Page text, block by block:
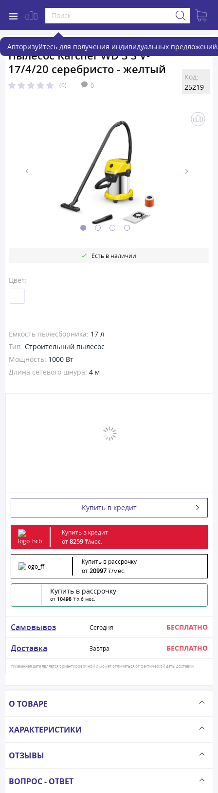
Авторизуйтесь для получения индивидуальных предложений
Пылесос Karcher WD 3 S V-
17/4/20 серебристо - желтый
(0) 0
Код:
25219
Цвет:
Есть в наличии
Емкость пылесборника: 17 л
Тип: Строительный пылесос
Мощность: 1000 Вт
Длина сетевого шнура: 4 м
Купить в кредит
Купить в кредит
от8259₸/мес.
Купить в рассрочку
от20997₸/мес.
Купить в рассрочку
от 10498 ₸ x 6 мес.
Самовывоз Сегодня БЕСПЛАТНО
Доставка Завтра БЕСПЛАТНО
*Указанная дата является ориентировочной и может отличаться от фактической даты доставки
О ТОВАРЕ
ХАРАКТЕРИСТИКИ
ОТЗЫВЫ
ВОПРОС - ОТВЕТ